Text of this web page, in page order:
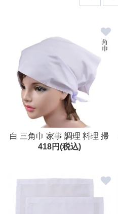
白 三角巾 家事 調理 料理 掃
除
418円(税込)